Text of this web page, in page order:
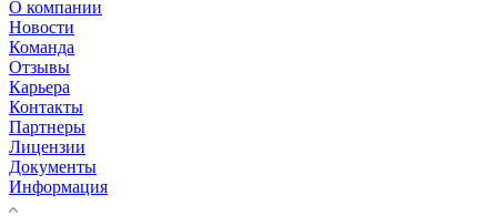
О компании
Новости
Команда
Отзывы
Карьера
Контакты
Партнеры
Лицензии
Документы
Информация